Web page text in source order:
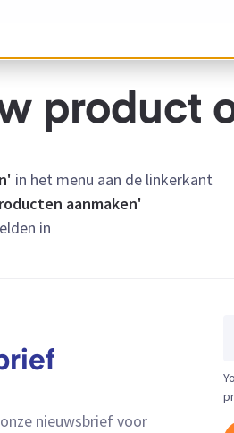
product
in het menu aan de linkerkant
aanmaken'
in
nieuwsbrief voor